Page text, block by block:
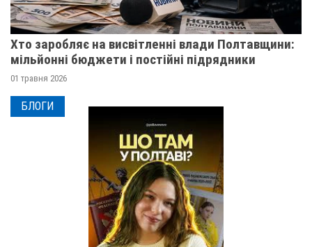
Хто заробляє на висвітленні влади Полтавщини:
мільйонні бюджети і постійні підрядники
01 травня 2026
БЛОГИ